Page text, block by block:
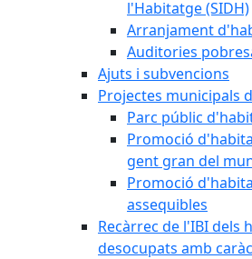
l'Habitatge (SIDH)
Arranjament
Auditories
Ajuts i subvencions
Projectes municipals
Parc públic
Promoció
gent gran del
Promoció
assequibles
Recàrrec de l'IBI dels
desocupats amb